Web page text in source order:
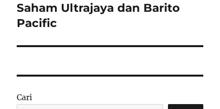
post:
Saham Ultrajaya dan Barito
Pacific
Cari